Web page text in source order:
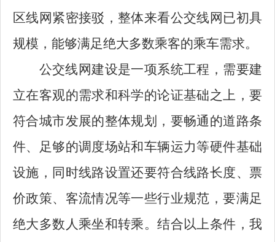
区线网紧密接驳，整体来看公交线网已初具
规模，能够满足绝大多数乘客的乘车需求。
公交线网建设是一项系统工程，需要建
立在客观的需求和科学的论证基础之上，要
符合城市发展的整体规划，要畅通的道路条
件、足够的调度场站和车辆运力等硬件基础
设施，同时线路设置还要符合线路长度、票
价政策、客流情况等一些行业规范，要满足
绝大多数人乘坐和转乘。结合以上条件，我